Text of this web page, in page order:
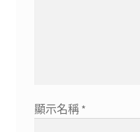
顯示名稱 *